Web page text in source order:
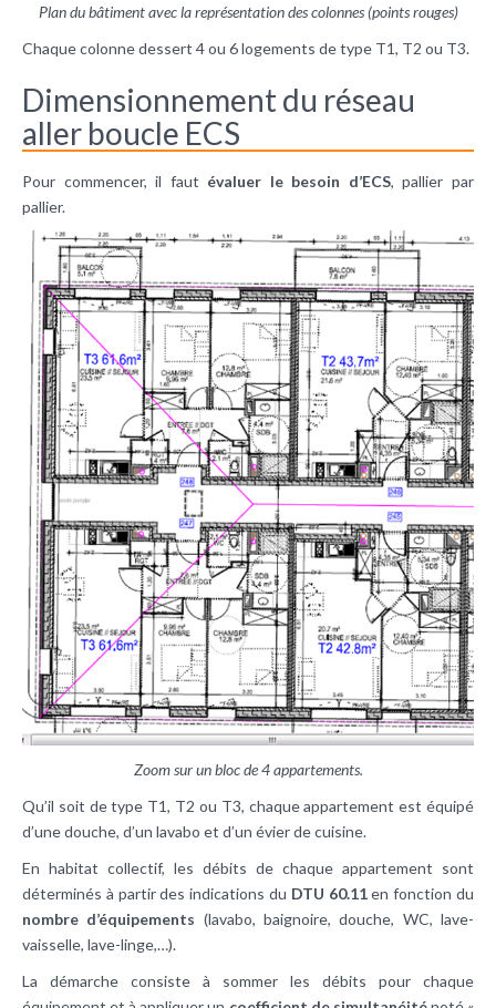
Plan du bâtiment avec la représentation des colonnes (points rouges)
Chaque colonne dessert 4 ou 6 logements de type T1, T2 ou T3.
Dimensionnement du réseau
aller boucle ECS
Pour commencer, il faut évaluer le besoin d’ECS, pallier par
pallier.
Zoom sur un bloc de 4 appartements.
Qu’il soit de type T1, T2 ou T3, chaque appartement est équipé
d’une douche, d’un lavabo et d’un évier de cuisine.
En habitat collectif, les débits de chaque appartement sont
déterminés à partir des indications du DTU 60.11en fonction du
nombre d’équipements (lavabo, baignoire, douche, WC, lave-
vaisselle, lave-linge,…).
La démarche consiste à sommer les débits pour chaque